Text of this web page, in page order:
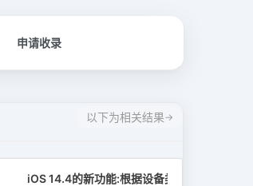
申请收录
以下为相关结果
配件贴标签？
iOS 14.4的新功能:根据设备类型在iPhone上